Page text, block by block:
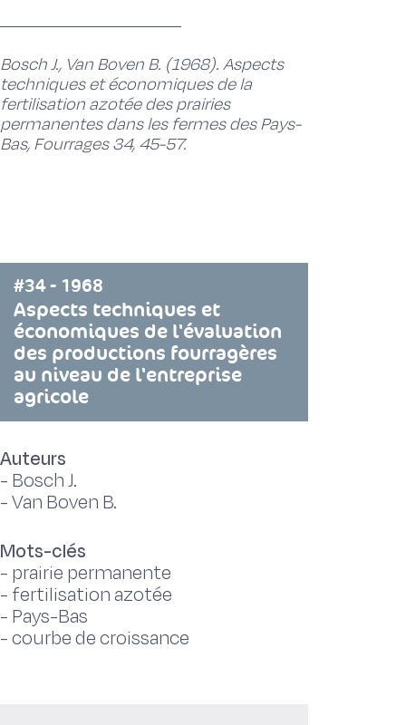
Bosch J., Van Boven B. (1968). Aspects
techniques et économiques de la
fertilisation azotée des prairies
permanentes dans les fermes des Pays-
Bas, Fourrages 34, 45-57.
#34 - 1968
Aspects techniques et
économiques de l'évaluation
des productions fourragères
au niveau de l'entreprise
agricole
Auteurs
- Bosch J.
-Van Boven B.
Mots-clés
- prairie permanente
- fertilisation azotée
- Pays-Bas
-courbe de croissance